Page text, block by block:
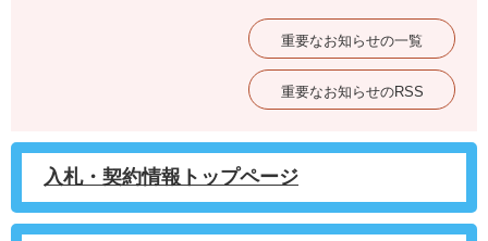
重要なお知らせの一覧
重要なお知らせのRSS
入札・契約情報トップページ